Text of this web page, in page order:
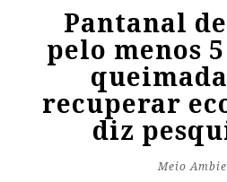
Pantanal
pelo menos
recuperar
diz
Meio